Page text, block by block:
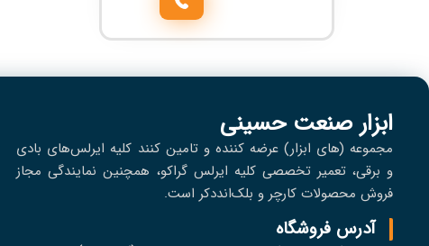
ابزار صنعت حسینی
مجموعه (های ابزار) عرضه کننده و تامین کنند کلیه ایرلس‌های بادی
و برقی، تعمير تخصصی کلیه ایرلس گراکو، همچنین نمایندگی مجاز
فروش محصولات کارچر و بلک‌انددکر است.
آدرس فروشگاه